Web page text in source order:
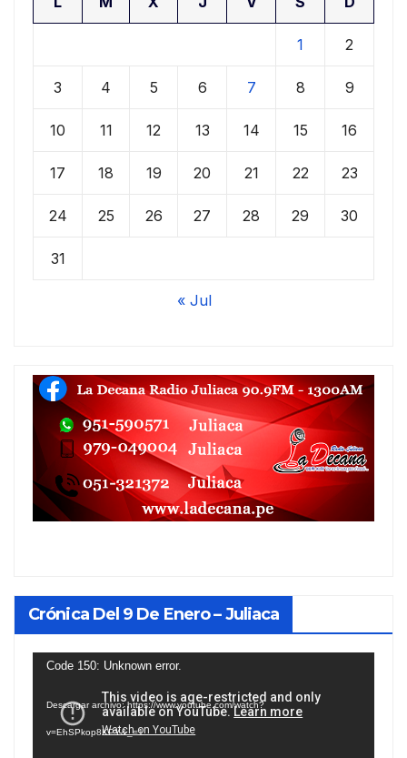
1 2
3 4 5 6 7 8 9
10 11 12 13 14 15 16
17 18 19 20 21 22 23
24 25 26 27 28 29 30
31
« Jul
Crónica Del 9 De Enero – Juliaca
Reproductor
vídeo
Code 150: Unknown error.
Descargar archivo: https://www.youtube.com/watch?
v=EhSPkop8KPY&_=1